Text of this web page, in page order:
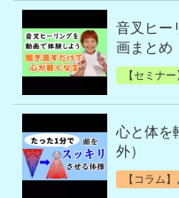
音叉ヒー
画まとめ
【セミナ
心と体を
外）
【コラム